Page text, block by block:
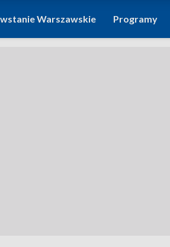
Warszawskie Programy